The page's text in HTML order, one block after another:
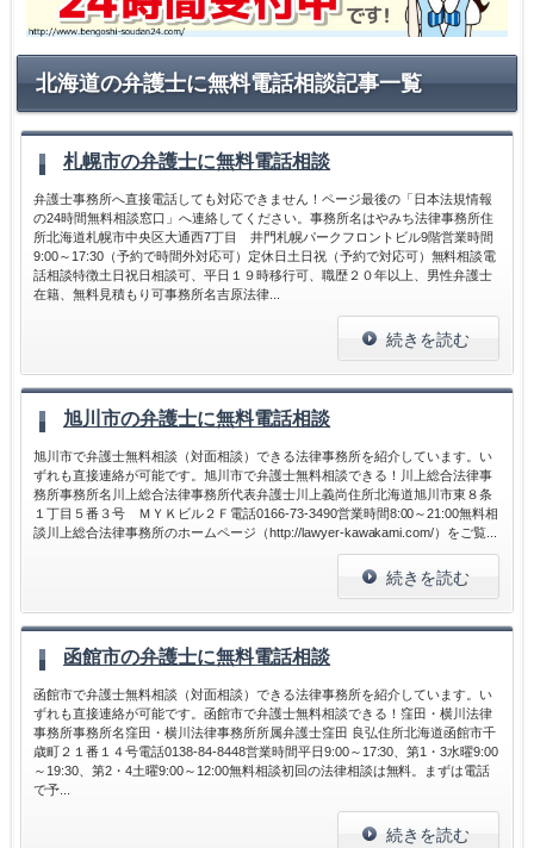
北海道の弁護士に無料電話相談記事一覧
札幌市の弁護士に無料電話相談
弁護士事務所へ直接電話しても対応できません！ページ最後の「日本法規情報
の24時間無料相談窓口」へ連絡してください。事務所名はやみち法律事務所住
所北海道札幌市中央区大通西7丁目 井門札幌パークフロントビル9階営業時間
9:00～17:30（予約で時間外対応可）定休日土日祝（予約で対応可）無料相談電
話相談特徴土日祝日相談可、平日１９時移行可、職歴２０年以上、男性弁護士
在籍、無料見積もり可事務所名吉原法律...
続きを読む
旭川市の弁護士に無料電話相談
旭川市で弁護士無料相談（対面相談）できる法律事務所を紹介しています。い
ずれも直接連絡が可能です。旭川市で弁護士無料相談できる！川上総合法律事
務所事務所名川上総合法律事務所代表弁護士川上義尚住所北海道旭川市東８条
１丁目５番３号 ＭＹＫビル２Ｆ電話0166-73-3490営業時間8:00～21:00無料相
談川上総合法律事務所のホームページ（http://lawyer-kawakami.com/）をご覧...
続きを読む
函館市の弁護士に無料電話相談
函館市で弁護士無料相談（対面相談）できる法律事務所を紹介しています。い
ずれも直接連絡が可能です。函館市で弁護士無料相談できる！窪田・横川法律
事務所事務所名窪田・横川法律事務所所属弁護士窪田 良弘住所北海道函館市千
歳町２１番１４号電話0138-84-8448営業時間平日9:00～17:30、第1・3水曜9:00
～19:30、第2・4土曜9:00～12:00無料相談初回の法律相談は無料。まずは電話
で予...
続きを読む